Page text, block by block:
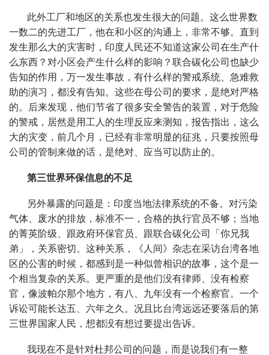
此外工厂和地区的关系也发生很大的问题。这么世界数
一数二的先进工厂，他在和小区的沟通上，非常不够。直到
发生那么大的灾害时，印度人民还不知道这家公司在生产什
么东西？对小区会产生什么样的影响？联合碳化公司也缺少
告知的作用，万一发生事故，有什么样的警戒系统、急难救
助的演习，都没有告知。这些在母公司的要求，是绝对严格
的。后来发现，他们节省了很多安全警告的装置，对于危险
的警戒，居然是用工人的生理反应来测知，报告指出，这么
大的灾变，前几个月，已经有非常明显的征兆，只要按照母
公司的管制来做的话，是绝对、应当可以防止的。
第三世界环保信息的不足
另外暴露的问题是：印度当地法律系统的不备。对污染
气体、废水的排放，标准不一，合格的执行官员不够；当地
的菁英阶级、跟政府环保官员、跟联合碳化公司「你兄我
弟」，关系密切。这种关系，《人间》杂志在采访台湾各地
区的公害的时候，都感到是一种似曾相识的故事，这个是一
个相当复杂的关系。更严重的是他们没有律师、没有检察
官，像波帕尔那个地方，有八、九年没有一个检察官。一个
诉讼可能长达五、六年之久。况且比台湾远远还要落后的第
三世界国家人民，想都没有想过要提出告诉。
我现在不是针对杜邦公司的问题，而是说我们有一整